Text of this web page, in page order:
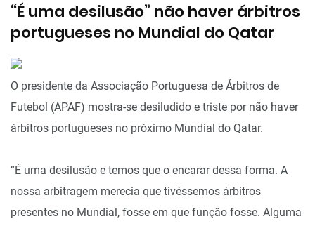
“É uma desilusão” não haver árbitros
portugueses no Mundial do Qatar
O presidente da Associação Portuguesa de Árbitros de
Futebol (APAF) mostra-se desiludido e triste por não haver
árbitros portugueses no próximo Mundial do Qatar.
“É uma desilusão e temos que o encarar dessa forma. A
nossa arbitragem merecia que tivéssemos árbitros
presentes no Mundial, fosse em que função fosse. Alguma